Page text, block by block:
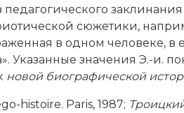
педагогического
сюжетики,
в одном человеке,
Указанные значения Э.-и.
новой биографической
histoire. Рaris, 1987;